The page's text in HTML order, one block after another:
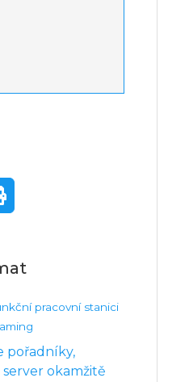
pracovní stanici
pořadníky,
okamžitě